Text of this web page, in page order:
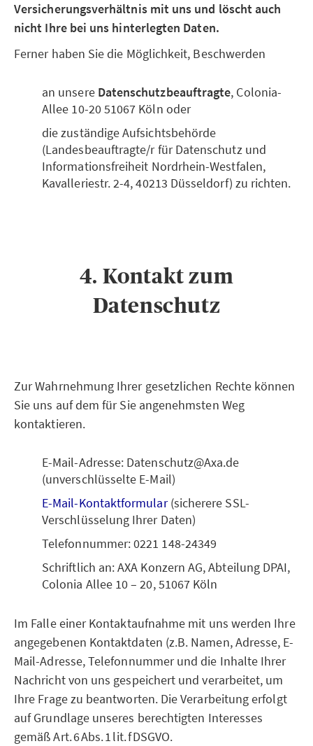
Versicherungsverhältnis mit uns und löscht auch
nicht Ihre bei uns hinterlegten Daten.
Ferner haben Sie die Möglichkeit, Beschwerden
an unsere Datenschutzbeauftragte, Colonia-
Allee 10-20 51067 Köln oder
die zuständige Aufsichtsbehörde
(Landesbeauftragte/r für Datenschutz und
Informationsfreiheit Nordrhein-Westfalen,
Kavalleriestr. 2-4, 40213 Düsseldorf) zu richten.
4. Kontakt zum
Datenschutz
Zur Wahrnehmung Ihrer gesetzlichen Rechte können
Sie uns auf dem für Sie angenehmsten Weg
kontaktieren.
E-Mail-Adresse: Datenschutz@Axa.de
(unverschlüsselte E-Mail)
E-Mail-Kontaktformular(sicherere SSL-
Verschlüsselung Ihrer Daten)
Telefonnummer: 0221 148-24349
Schriftlich an: AXA Konzern AG, Abteilung DPAI,
Colonia Allee 10 – 20, 51067 Köln
Im Falle einer Kontaktaufnahme mit uns werden Ihre
angegebenen Kontaktdaten (z.B. Namen, Adresse, E-
Mail-Adresse, Telefonnummer und die Inhalte Ihrer
Nachricht von uns gespeichert und verarbeitet, um
Ihre Frage zu beantworten. Die Verarbeitung erfolgt
auf Grundlage unseres berechtigten Interesses
gemäß Art. 6 Abs. 1 lit. f DSGVO.